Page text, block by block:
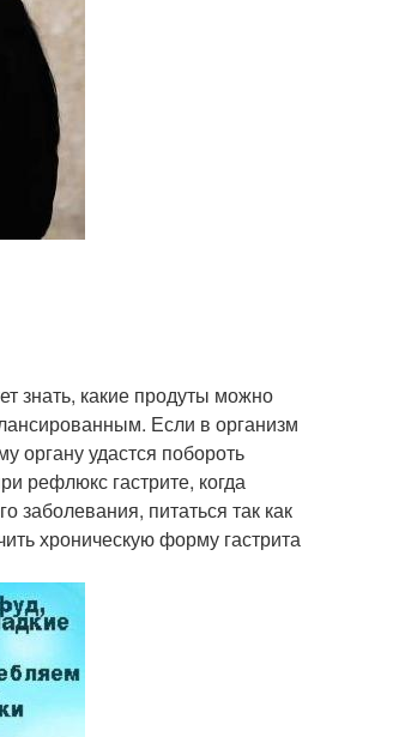
знать, какие продуты можно
Если в организм
органу удастся побороть
рефлюкс гастрите, когда
питаться так как
хроническую форму гастрита